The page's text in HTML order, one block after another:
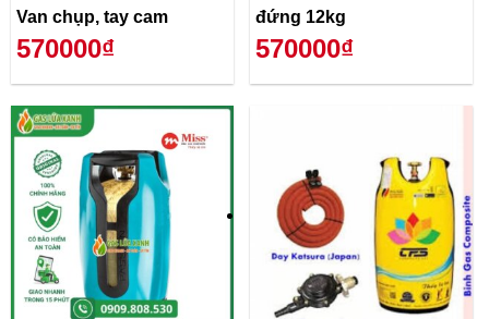
Van chụp, tay cam
570000₫
đứng 12kg
570000₫